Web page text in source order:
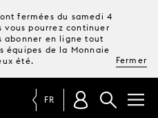
fermées du samedi 4
vous pourrez continuer
abonner en ligne tout
équipes de la Monnaie
été.
Fermer
FR